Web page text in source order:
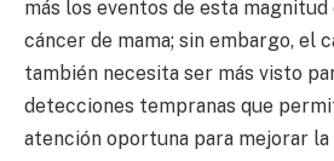
más los eventos de esta
cáncer de mama; sin embargo, el
también necesita ser más visto
detecciones tempranas que
atención oportuna para mejorar la